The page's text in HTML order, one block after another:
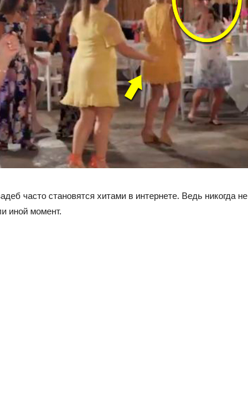
часто становятся хитами в интернете. Ведь никогда не
иной момент.